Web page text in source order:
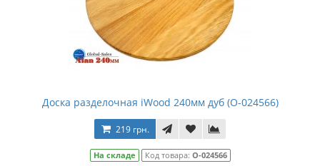
Доска разделочная iWood 240мм дуб (О-024566)
219 грн.
На складе Код товара: О-024566